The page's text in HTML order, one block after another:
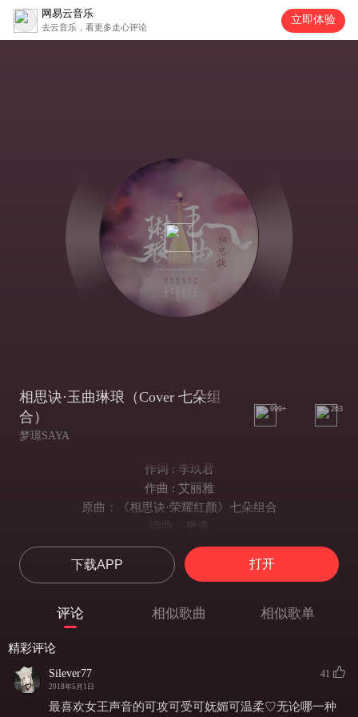
网易云音乐
去云音乐，看更多走心评论
立即体验
相思诀·玉曲琳琅（Cover 七朵组
合）
梦璟SAYA
999+ 263
作词 : 李玖君
作曲 : 艾丽雅
原曲：《相思诀·荣耀红颜》七朵组合
编曲：樊勇
混音：任冬
皓齿明眸美人卷
倾国倾城惊鸿叹
万千宠爱
天下凭我愿无纷乱
下载APP 打开
评论 相似歌曲 相似歌单
精彩评论
Silever77
2018年5月1日
41
最喜欢女王声音的可攻可受可妩媚可温柔♡无论哪一种